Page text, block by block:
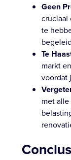
Geen
cruciaal
te
Te
markt
voordat
met